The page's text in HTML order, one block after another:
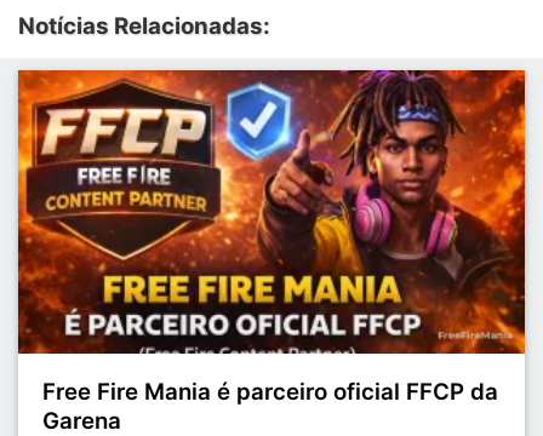
Notícias Relacionadas:
Free Fire Mania é parceiro oficial FFCP da
Garena